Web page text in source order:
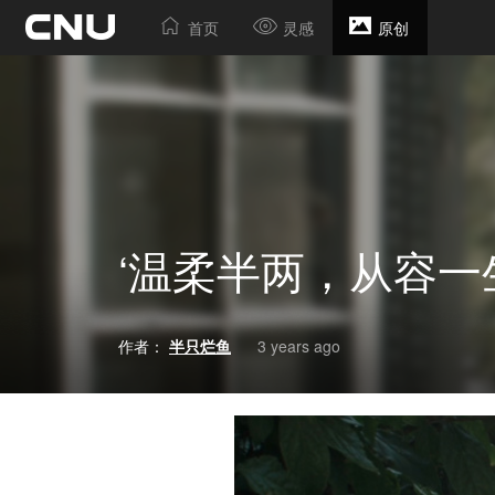
首页 灵感 原创
‘温柔半两，从容一
作者： 半只烂鱼 3 years ago